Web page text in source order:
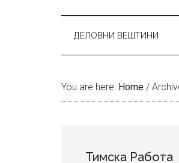
ДЕЛОВНИ ВЕШТИНИ
You are here: Home /
Тимска Работа